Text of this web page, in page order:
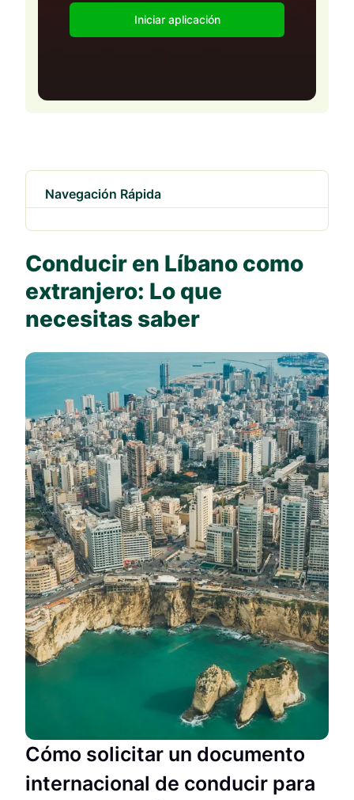
Iniciar aplicación
Navegación Rápida
Conducir en Líbano como
extranjero: Lo que
necesitas saber
Cómo solicitar un documento
internacional de conducir para